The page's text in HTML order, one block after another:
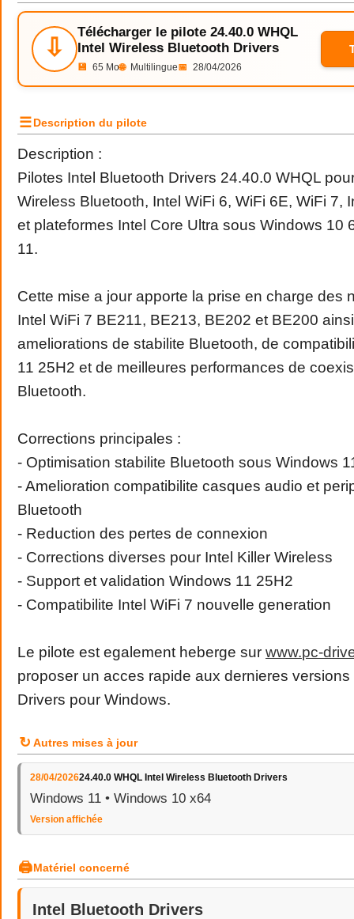
⇩
Télécharger le pilote 24.40.0 WHQL
Intel Wireless Bluetooth Drivers
💾 65 Mo🌐 Multilingue📅 28/04/2026
☰Description du pilote
Description :
Pilotes Intel Bluetooth Drivers 24.40.0 WHQL
Wireless Bluetooth, Intel WiFi 6, WiFi 6E, WiFi 7,
et plateformes Intel Core Ultra sous Windows 10
11.
Cette mise a jour apporte la prise en charge des
Intel WiFi 7 BE211, BE213, BE202 et BE200
ameliorations de stabilite Bluetooth, de
11 25H2 et de meilleures performances de
Bluetooth.
Corrections principales :
- Optimisation stabilite Bluetooth sous Windows
- Amelioration compatibilite casques audio et
Bluetooth
- Reduction des pertes de connexion
- Corrections diverses pour Intel Killer Wireless
- Support et validation Windows 11 25H2
- Compatibilite Intel WiFi 7 nouvelle generation
Le pilote est egalement heberge sur www.pc-
proposer un acces rapide aux dernieres
Drivers pour Windows.
↻ Autres mises à jour
28/04/202624.40.0 WHQL Intel Wireless Bluetooth Drivers
Windows 11 • Windows 10 x64
Version affichée
🖨Matériel concerné
Intel Bluetooth Drivers